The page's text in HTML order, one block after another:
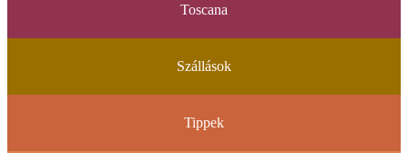
Toscana
Szállások
Tippek